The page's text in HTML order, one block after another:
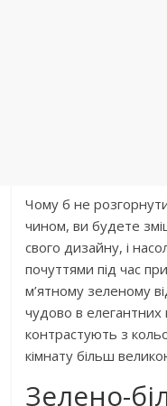
Чому б не
чином, ви будете
свого дизайну, і
почуттями під час
м’ятному зеленому
чудово в елегантних
контрастують з
кімнату більш
Зелено-